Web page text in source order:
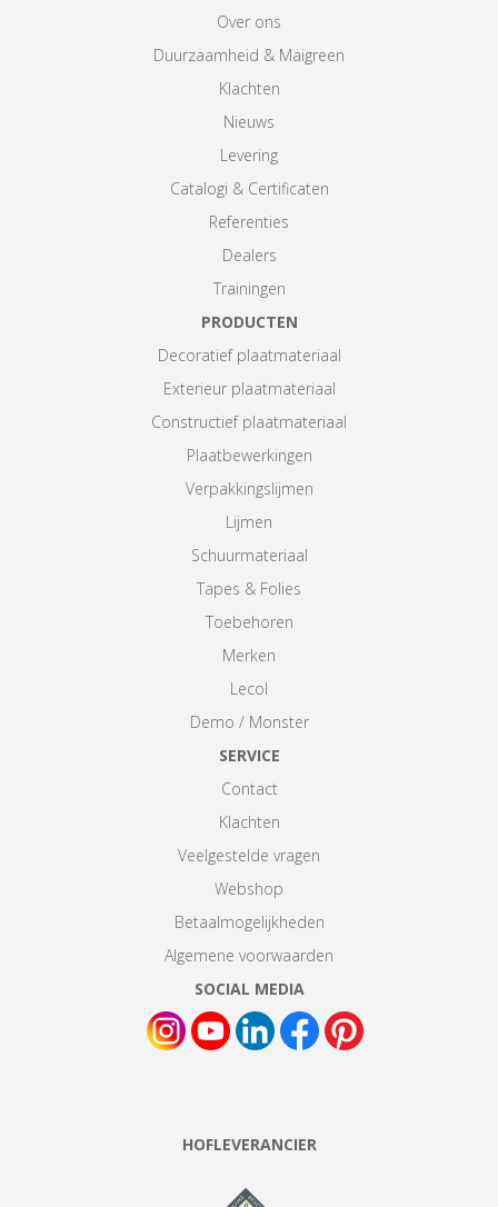
Over ons
Duurzaamheid & Maigreen
Klachten
Nieuws
Levering
Catalogi & Certificaten
Referenties
Dealers
Trainingen
PRODUCTEN
Decoratief plaatmateriaal
Exterieur plaatmateriaal
Constructief plaatmateriaal
Plaatbewerkingen
Verpakkingslijmen
Lijmen
Schuurmateriaal
Tapes & Folies
Toebehoren
Merken
Lecol
Demo / Monster
SERVICE
Contact
Klachten
Veelgestelde vragen
Webshop
Betaalmogelijkheden
Algemene voorwaarden
SOCIAL MEDIA
HOFLEVERANCIER